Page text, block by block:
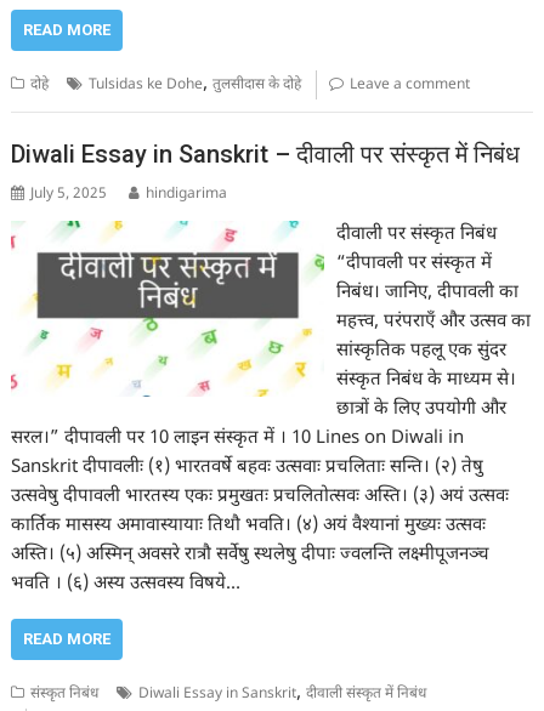
READ MORE
दोहे Tulsidas ke Dohe,तुलसीदास के दोहे Leave a comment
Diwali Essay in Sanskrit – दीवाली पर संस्कृत में निबंध
July 5, 2025 hindigarima
दीवाली पर संस्कृत निबंध
“दीपावली पर संस्कृत में
निबंध। जानिए, दीपावली का
महत्त्व, परंपराएँ और उत्सव का
सांस्कृतिक पहलू एक सुंदर
संस्कृत निबंध के माध्यम से।
छात्रों के लिए उपयोगी और
सरल।” दीपावली पर 10 लाइन संस्कृत में । 10 Lines on Diwali in
Sanskrit दीपावलीः (१) भारतवर्षे बहवः उत्सवाः प्रचलिताः सन्ति। (२) तेषु
उत्सवेषु दीपावली भारतस्य एकः प्रमुखतः प्रचलितोत्सवः अस्ति। (३) अयं उत्सवः
कार्तिक मासस्य अमावास्यायाः तिथौ भवति। (४) अयं वैश्यानां मुख्यः उत्सवः
अस्ति। (५) अस्मिन् अवसरे रात्रौ सर्वेषु स्थलेषु दीपाः ज्वलन्ति लक्ष्मीपूजनञ्च
भवति । (६) अस्य उत्सवस्य विषये…
READ MORE
संस्कृत निबंध Diwali Essay in Sanskrit,दीवाली संस्कृत में निबंध